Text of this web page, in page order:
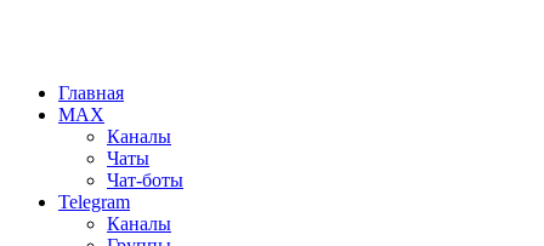
Главная
MAX
Каналы
Чаты
Чат-боты
Telegram
Каналы